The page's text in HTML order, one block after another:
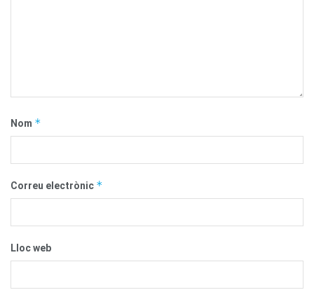
Nom *
Correu electrònic *
Lloc web